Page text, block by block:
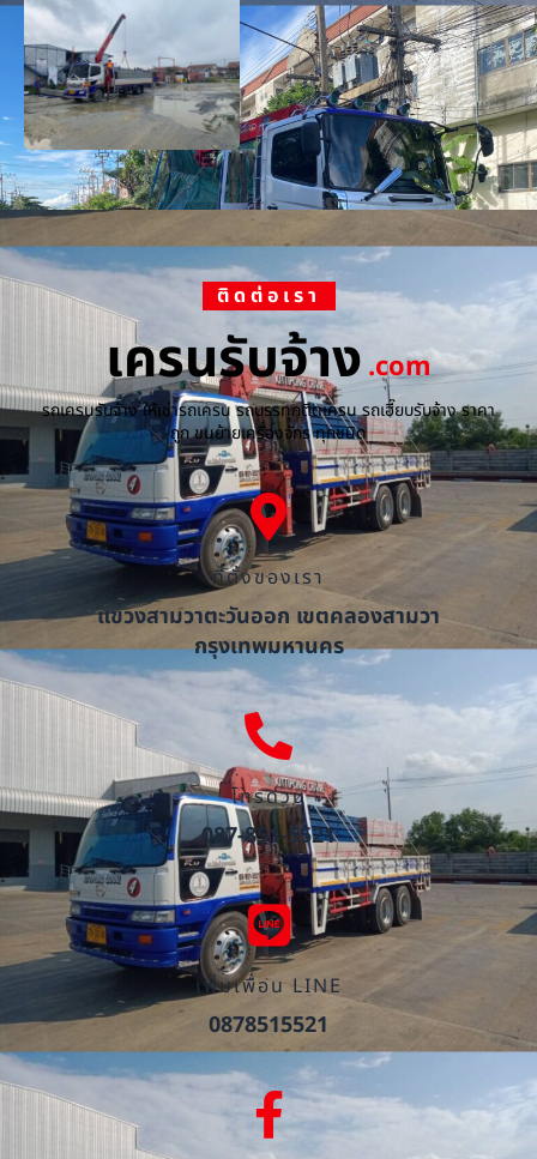
ติดต่อเรา
เครนรับจ้าง.com
รถเครนรับจ้าง ให้เช่ารถเครน รถบรรทุกติดเครน รถเฮี๊ยบรับจ้าง ราคา
ถูก ขนย้ายเครื่องจักร ทุกชนิด
ที่ตั้งของเรา
แขวงสามวาตะวันออก เขตคลองสามวา
กรุงเทพมหานคร
โทรด่วน
087-851-5521
เพิ่มเพื่อน LINE
0878515521